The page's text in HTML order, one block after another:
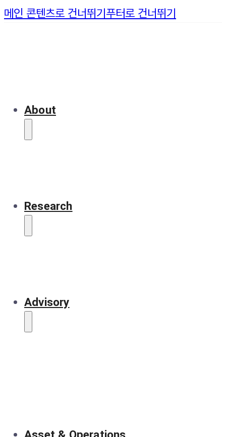
메인 콘텐츠로 건너뛰기푸터로 건너뛰기
About
Research
Advisory
Asset & Operations